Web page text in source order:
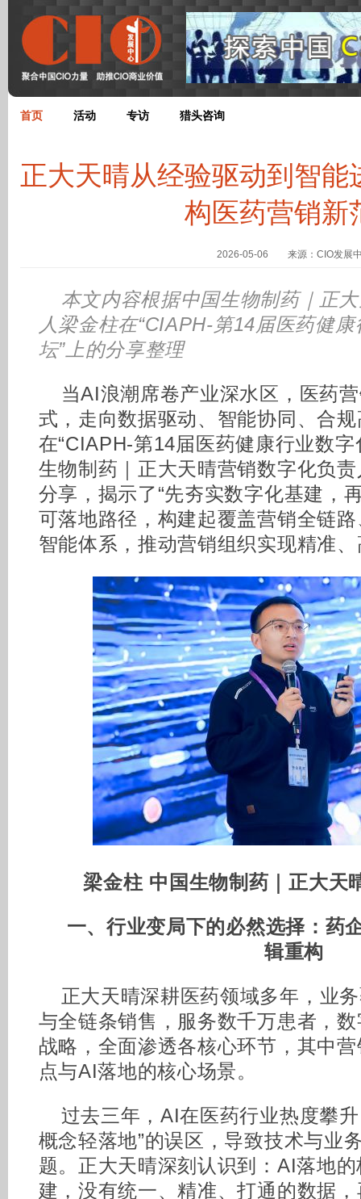
首页 活动 专访 猎头咨询
正大天晴从经验驱动到智能
构医药营销新
2026-05-06 来源：CIO发展
本文内容根据中国生物制药｜正
人梁金柱在“CIAPH-第14届医药健
坛”上的分享整理
当AI浪潮席卷产业深水区，医药
式，走向数据驱动、智能协同、合
在“CIAPH-第14届医药健康行业数
生物制药｜正大天晴营销数字化负
分享，揭示了“先夯实数字化基建，
可落地路径，构建起覆盖营销全链
智能体系，推动营销组织实现精准
梁金柱 中国生物制药｜正大天
一、行业变局下的必然选择： 药
辑重构
正大天晴深耕医药领域多年，业
与全链条销售，服务数千万患者，
战略，全面渗透各核心环节，其中
点与AI落地的核心场景。
过去三年，AI在医药行业热度攀
概念轻落地”的误区，导致技术与业
题。正大天晴深刻认识到：AI落地
建，没有统一、精准、打通的数据